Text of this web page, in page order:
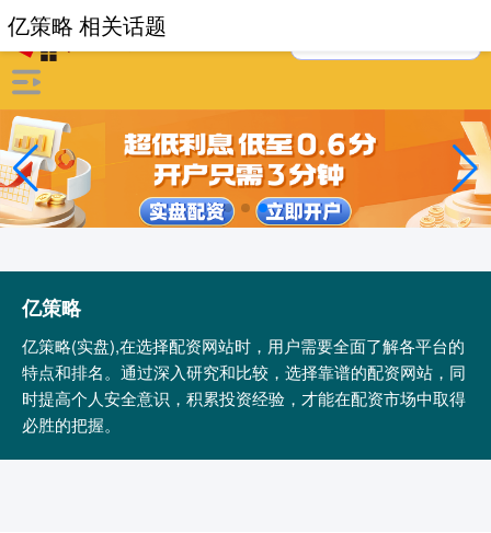
亿策略
亿策略(实盘),在选择配资网站时，用户需要全面了解各平台的
特点和排名。通过深入研究和比较，选择靠谱的配资网站，同
时提高个人安全意识，积累投资经验，才能在配资市场中取得
必胜的把握。
亿策略 相关话题